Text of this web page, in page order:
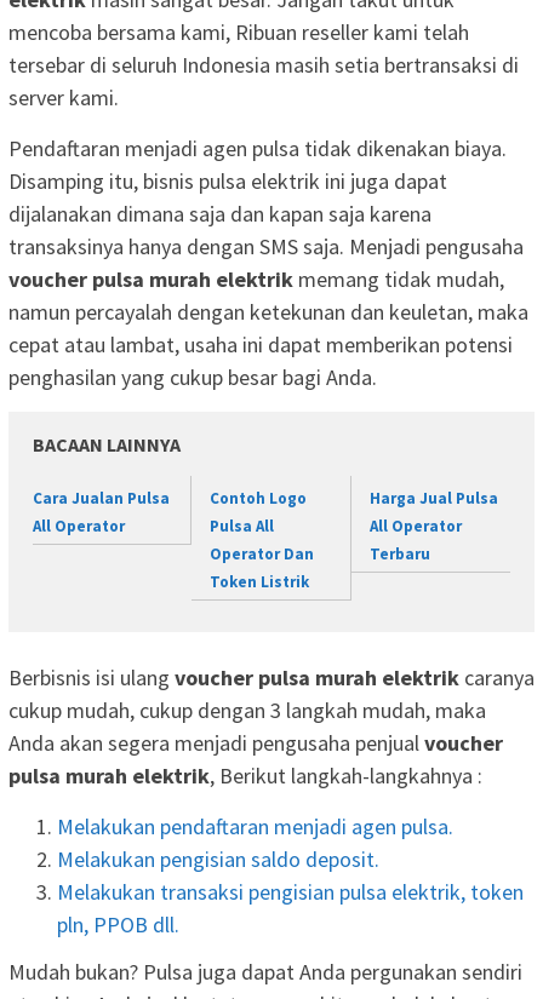
mencoba bersama kami, Ribuan reseller kami telah
tersebar di seluruh Indonesia masih setia bertransaksi di
server kami.
Pendaftaran menjadi agen pulsa tidak dikenakan biaya.
Disamping itu, bisnis pulsa elektrik ini juga dapat
dijalanakan dimana saja dan kapan saja karena
transaksinya hanya dengan SMS saja. Menjadi pengusaha
voucher pulsa murah elektrik memang tidak mudah,
namun percayalah dengan ketekunan dan keuletan, maka
cepat atau lambat, usaha ini dapat memberikan potensi
penghasilan yang cukup besar bagi Anda.
BACAAN LAINNYA
Cara Jualan Pulsa
All Operator
Contoh Logo
Pulsa All
Operator Dan
Token Listrik
Harga Jual Pulsa
All Operator
Terbaru
Berbisnis isi ulang voucher pulsa murah elektrik caranya
cukup mudah, cukup dengan 3 langkah mudah, maka
Anda akan segera menjadi pengusaha penjualvoucher
pulsa murah elektrik, Berikut langkah-langkahnya :
Melakukan pendaftaran menjadi agen pulsa.
Melakukan pengisian saldo deposit.
Melakukan transaksi pengisian pulsa elektrik, token
pln, PPOB dll.
Mudah bukan? Pulsa juga dapat Anda pergunakan sendiri